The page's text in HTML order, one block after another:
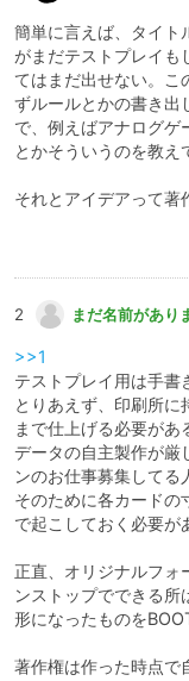
簡単に言えば、タイト
がまだテストプレイも
てはまだ出せない。こ
ずルールとかの書き出
で、例えばアナログゲ
とかそういうのを教え
それとアイデアって著
2 まだ名前があり
>>1
テストプレイ用は手
とりあえず、印刷所に
まで仕上げる必要があ
データの自主製作が厳
ンのお仕事募集してる
そのために各カードの
で起こしておく必要が
正直、オリジナルフ
ンストップでできる所
形になったものを
著作権は作った時点で